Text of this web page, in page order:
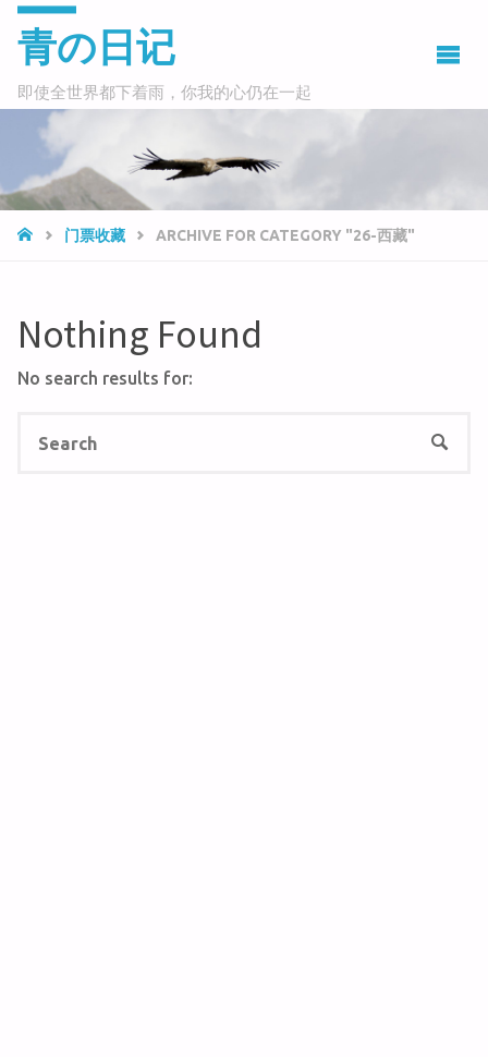
青の日记
即使全世界都下着雨，你我的心仍在一起
HOME门票收藏 ARCHIVE FOR CATEGORY "26-西藏"
Nothing Found
No search results for: